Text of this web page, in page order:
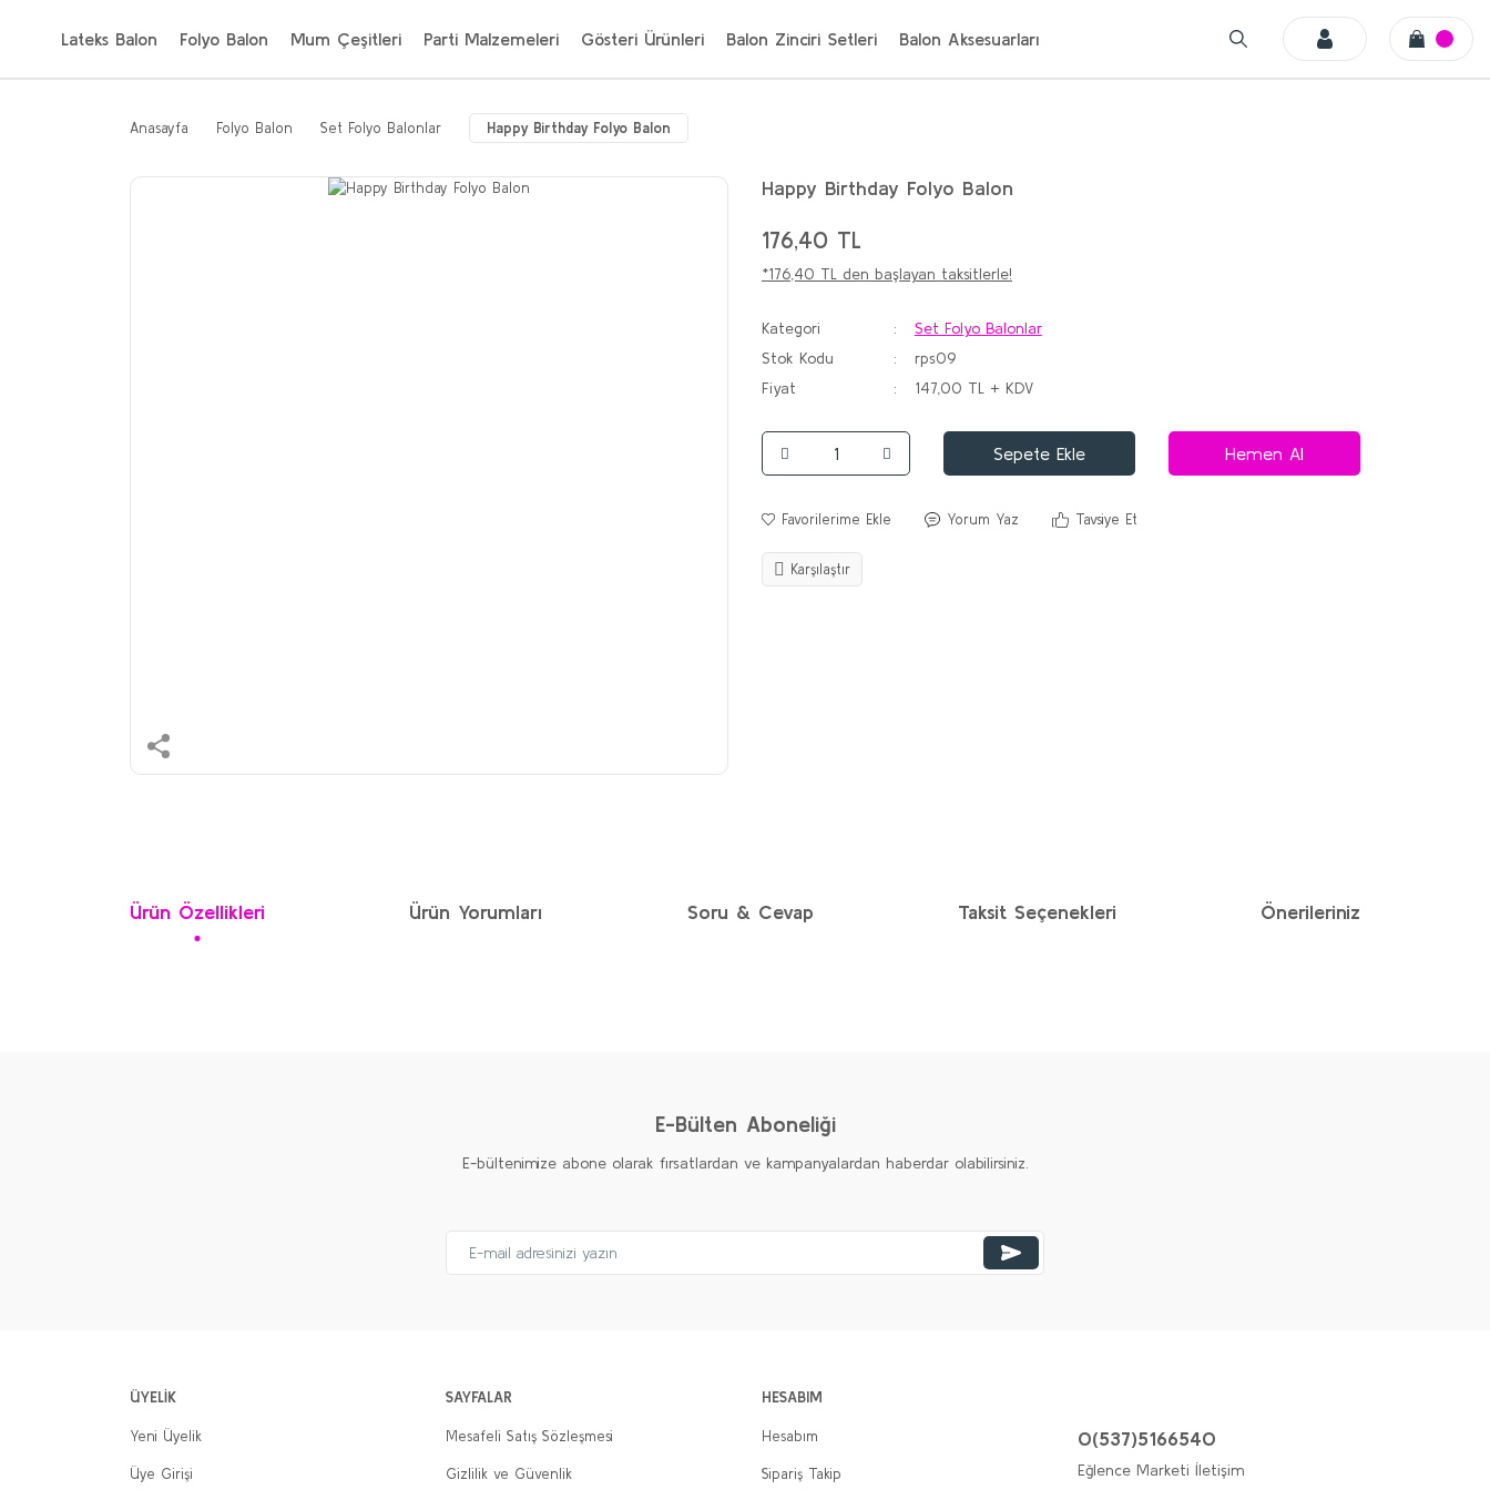
Lateks Balon Folyo Balon Mum Çeşitleri Parti Malzemeleri Gösteri Ürünleri Balon Zinciri Setleri Balon Aksesuarları
Anasayfa Folyo Balon Set Folyo Balonlar Happy Birthday Folyo Balon
Happy Birthday Folyo Balon
176,40 TL
*176,40 TL den başlayan taksitlerle!
Kategori
Set Folyo Balonlar
Stok Kodu
rps09
Fiyat
147,00 TL + KDV
Sepete Ekle Hemen Al
Yorum Yaz Tavsiye Et
Karşılaştır
Ürün Özellikleri Ürün Yorumları Soru & Cevap Taksit Seçenekleri Önerileriniz
E-Bülten Aboneliği
E-bültenimize abone olarak fırsatlardan ve kampanyalardan haberdar olabilirsiniz.
ÜYELİK
Yeni Üyelik
Üye Girişi
SAYFALAR
Mesafeli Satış Sözleşmesi
Gizlilik ve Güvenlik
HESABIM
Hesabım
Sipariş Takip
0(537)5166540
Eğlence Marketi İletişim